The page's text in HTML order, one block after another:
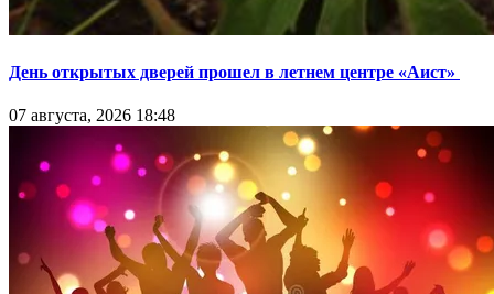
День открытых дверей прошел в летнем центре «Аист»
07 августа, 2026 18:48